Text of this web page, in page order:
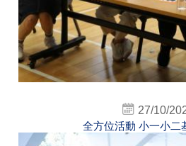
27/10/
全方位活動 小一小二